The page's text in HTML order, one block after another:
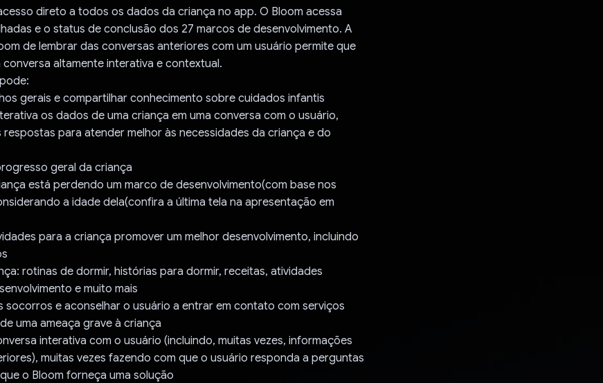
direto a todos os dados da criança no app. O Bloom acessa
e o status de conclusão dos 27 marcos de desenvolvimento. A
de lembrar das conversas anteriores com um usuário permite que
conversa altamente interativa e contextual.
gerais e compartilhar conhecimento sobre cuidados infantis
os dados de uma criança em uma conversa com o usuário,
respostas para atender melhor às necessidades da criança e do
geral da criança
está perdendo um marco de desenvolvimento(com base nos
a idade dela(confira a última tela na apresentação em
para a criança promover um melhor desenvolvimento, incluindo
rotinas de dormir, histórias para dormir, receitas, atividades
e muito mais
socorros e aconselhar o usuário a entrar em contato com serviços
uma ameaça grave à criança
interativa com o usuário (incluindo, muitas vezes, informações
muitas vezes fazendo com que o usuário responda a perguntas
o Bloom forneça uma solução